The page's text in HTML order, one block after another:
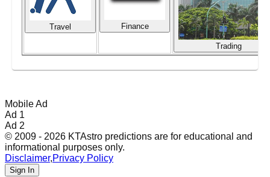
Travel Finance
Trading
Mobile Ad
Ad 1
Ad 2
© 2009 - 2026 KTAstro predictions are for educational and
informational purposes only.
Disclaimer,Privacy Policy
Sign In